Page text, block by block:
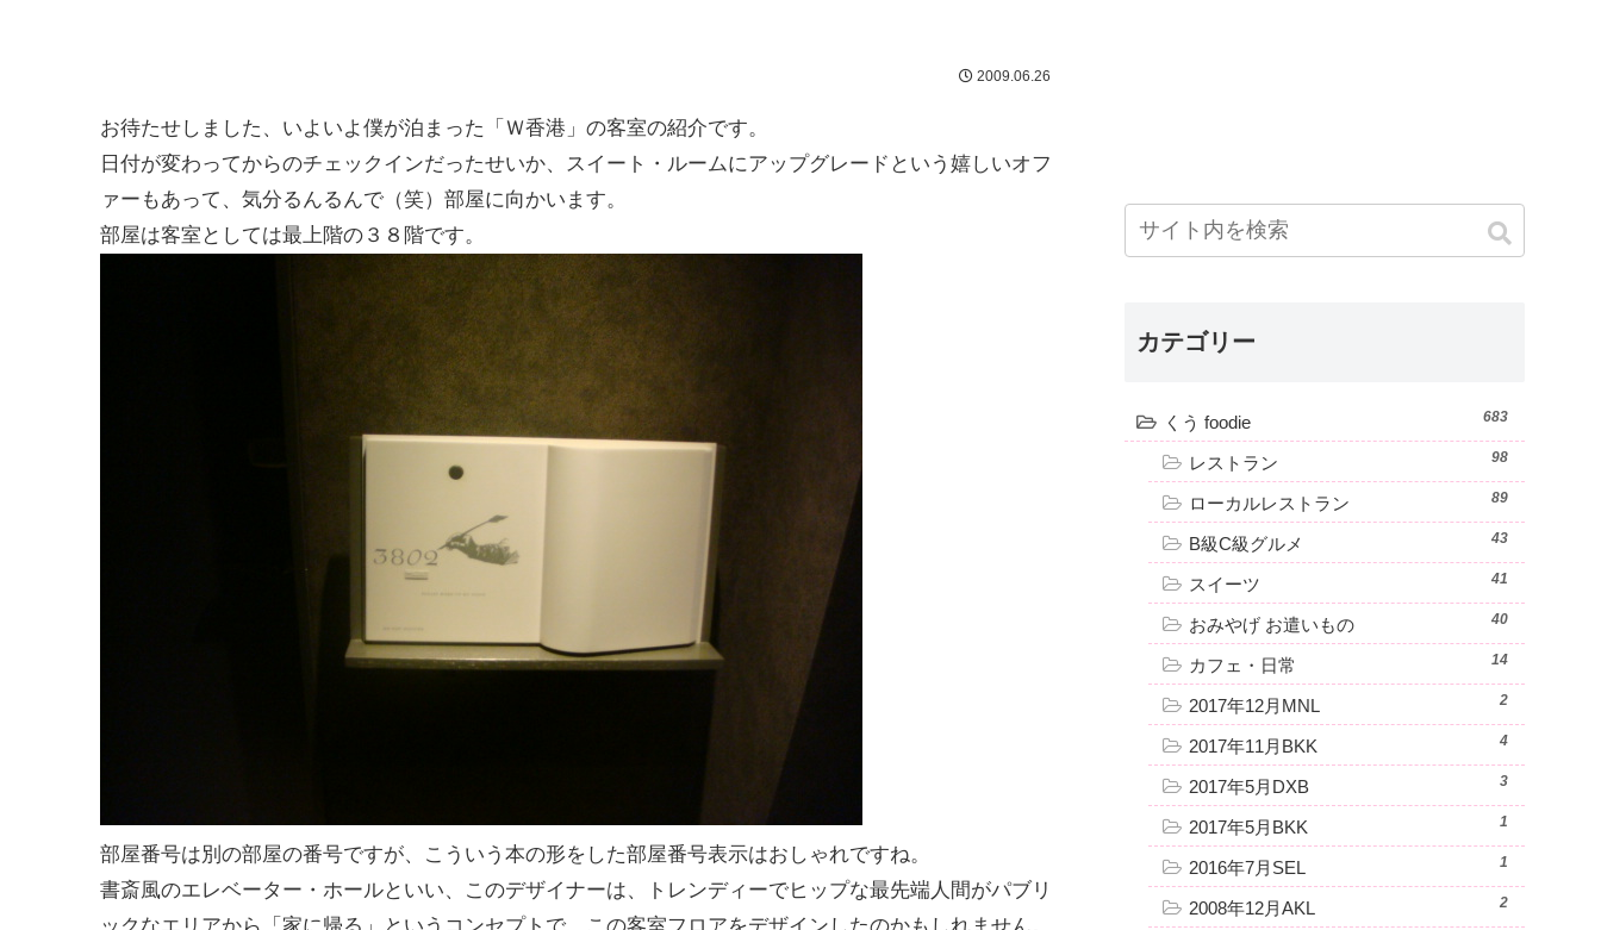
2009.06.26
お待たせしました、いよいよ僕が泊まった「Ｗ香港」の客室の紹介です。
日付が変わってからのチェックインだったせいか、スイート・ルームにアップグレードという嬉しいオフ
ァーもあって、気分るんるんで（笑）部屋に向かいます。
部屋は客室としては最上階の３８階です。
部屋番号は別の部屋の番号ですが、こういう本の形をした部屋番号表示はおしゃれですね。
書斎風のエレベーター・ホールといい、このデザイナーは、トレンディーでヒップな最先端人間がパブリ
カテゴリー
くう foodie 683
レストラン 98
ローカルレストラン 89
B級C級グルメ 43
スイーツ 41
おみやげ お遣いもの 40
カフェ・日常 14
2017年12月MNL 2
2017年11月BKK 4
2017年5月DXB 3
2017年5月BKK 1
2016年7月SEL 1
2008年12月AKL 2